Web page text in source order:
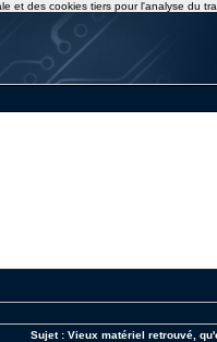
Sujet : Vieux matériel retrouvé,
et des cookies tiers pour l'analyse du